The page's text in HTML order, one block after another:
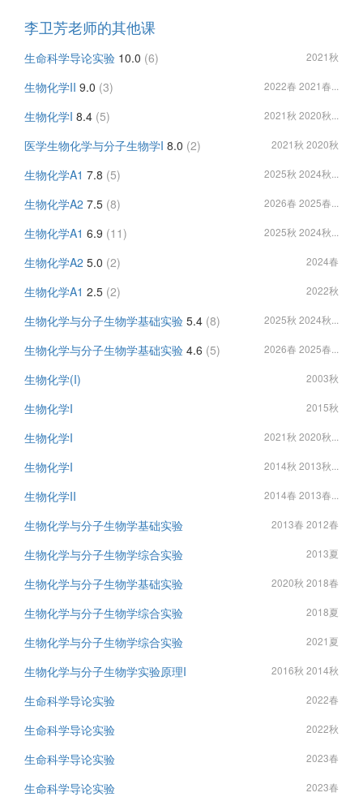
李卫芳老师的其他课
生命科学导论实验 10.0 (6) 2021秋
生物化学II 9.0 (3) 2022春 2021春...
生物化学I 8.4 (5) 2021秋 2020秋...
医学生物化学与分子生物学I 8.0 (2) 2021秋 2020秋
生物化学A1 7.8 (5) 2025秋 2024秋...
生物化学A2 7.5 (8) 2026春 2025春...
生物化学A1 6.9 (11) 2025秋 2024秋...
生物化学A2 5.0 (2) 2024春
生物化学A1 2.5 (2) 2022秋
生物化学与分子生物学基础实验 5.4 (8) 2025秋 2024秋...
生物化学与分子生物学基础实验 4.6 (5) 2026春 2025春...
生物化学(I) 2003秋
生物化学I 2015秋
生物化学I 2021秋 2020秋...
生物化学I 2014秋 2013秋...
生物化学II 2014春 2013春...
生物化学与分子生物学基础实验 2013春 2012春
生物化学与分子生物学综合实验 2013夏
生物化学与分子生物学基础实验 2020秋 2018春
生物化学与分子生物学综合实验 2018夏
生物化学与分子生物学综合实验 2021夏
生物化学与分子生物学实验原理I 2016秋 2014秋
生命科学导论实验 2022春
生命科学导论实验 2022秋
生命科学导论实验 2023春
生命科学导论实验 2023春